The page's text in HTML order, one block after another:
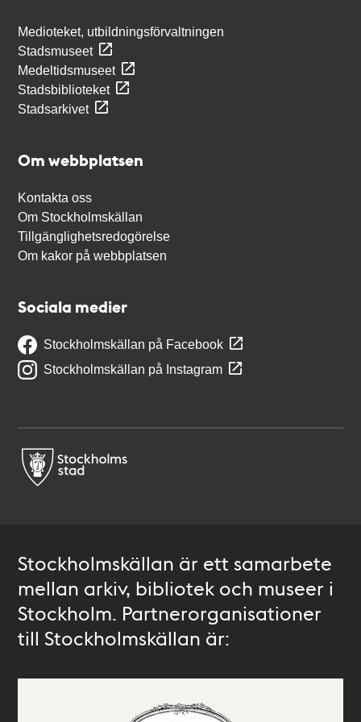
Medioteket, utbildningsförvaltningen
Stadsmuseet
Medeltidsmuseet
Stadsbiblioteket
Stadsarkivet
Om webbplatsen
Kontakta oss
Om Stockholmskällan
Tillgänglighetsredogörelse
Om kakor på webbplatsen
Sociala medier
Stockholmskällan på Facebook
Stockholmskällan på Instagram
Stockholmskällan är ett samarbete
mellan arkiv, bibliotek och museer i
Stockholm. Partnerorganisationer
till Stockholmskällan är: